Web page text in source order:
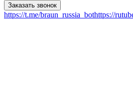
Заказать звонок
https://t.me/braun_russia_bothttps://